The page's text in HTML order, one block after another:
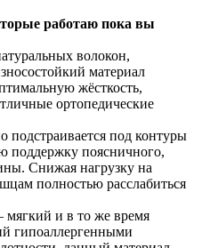
работаю пока вы
волокон,
материал
жёсткость,
ортопедические
подстраивается под контуры
поддержку поясничного,
Снижая нагрузку на
полностью расслабиться
мягкий и в то же время
гипоаллергенными